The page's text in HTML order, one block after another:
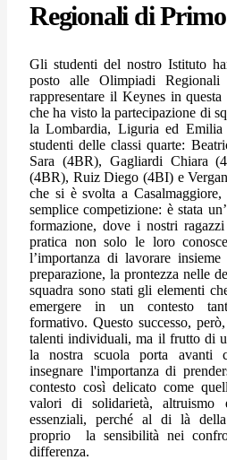
Regionali di
Gli studenti del nostro Istituto
posto alle Olimpiadi
rappresentare il Keynes in
che ha visto la partecipazione di
la Lombardia, Liguria ed Emilia
studenti delle classi quarte:
Sara (4BR), Gagliardi Chiara
(4BR), Ruiz Diego (4BI) e
che si è svolta a
semplice competizione: è stata
formazione, dove i nostri
pratica non solo le loro
l’importanza di lavorare
preparazione, la prontezza nelle
squadra sono stati gli elementi
emergere in un contesto
formativo. Questo successo,
talenti individuali, ma il frutto di
la nostra scuola porta avanti
insegnare l'importanza di
contesto così delicato come
valori di solidarietà, altruismo
essenziali, perché al di là
proprio la sensibilità nei
differenza.